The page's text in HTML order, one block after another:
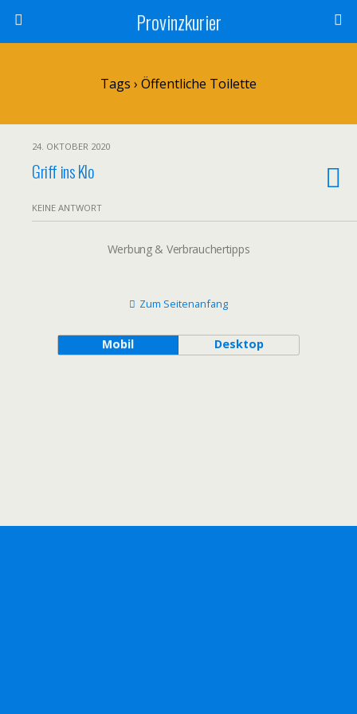
Provinzkurier
Tags › Öffentliche Toilette
24. OKTOBER 2020
Griff ins Klo
KEINE ANTWORT
Werbung & Verbrauchertipps
Zum Seitenanfang
Mobil Desktop